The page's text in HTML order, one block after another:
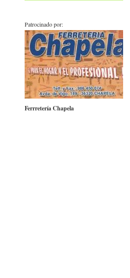
Patrocinado por:
Ferrretería Chapela